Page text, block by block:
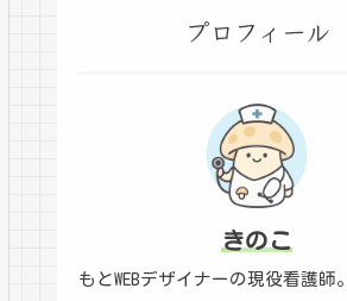
プロフィール
きのこ
もとWEBデザイナーの現役看護師。